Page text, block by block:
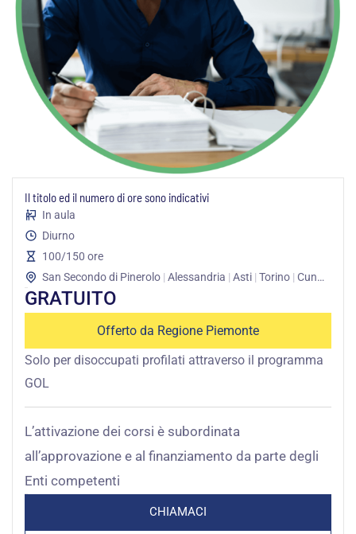
Il titolo ed il numero di ore sono indicativi
In aula
Diurno
100/150 ore
San Secondo di Pinerolo | Alessandria | Asti | Torino | Cuneo
GRATUITO
Offerto da Regione Piemonte
Solo per disoccupati profilati attraverso il programma
GOL
L’attivazione dei corsi è subordinata
all’approvazione e al finanziamento da parte degli
Enti competenti
CHIAMACI